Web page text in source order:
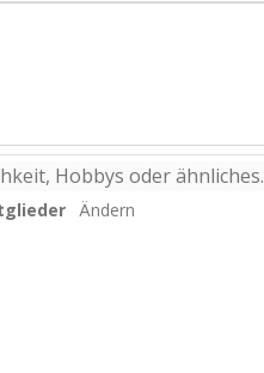
Hobbys oder ähnliches.
Ändern